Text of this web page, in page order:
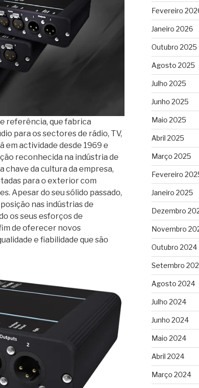
referência, que fabrica
para os sectores de rádio, TV,
em actividade desde 1969 e
reconhecida na indústria de
chave da cultura da empresa,
para o exterior com
Apesar do seu sólido passado,
nas indústrias de
os seus esforços de
de oferecer novos
e fiabilidade que são
Fevereiro
Janeiro 2026
Outubro 2025
Agosto 2025
Julho 2025
Junho 2025
Maio 2025
Abril 2025
Março 2025
Fevereiro
Janeiro 2025
Dezembro
Novembro
Outubro 2024
Setembro
Agosto 2024
Julho 2024
Junho 2024
Maio 2024
Abril 2024
Março 2024